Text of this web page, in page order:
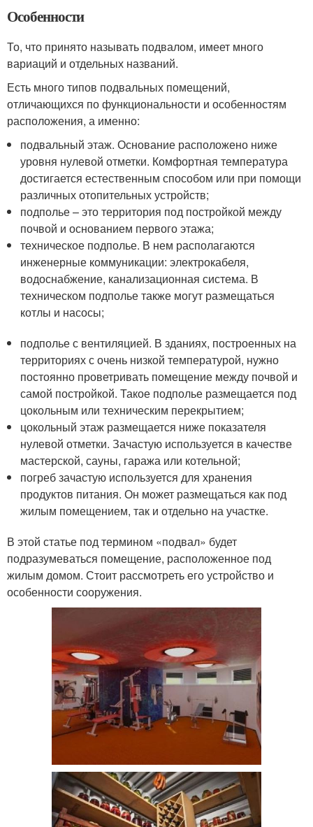
Особенности
То, что принято называть подвалом, имеет много
вариаций и отдельных названий.
Есть много типов подвальных помещений,
отличающихся по функциональности и особенностям
расположения, а именно:
подвальный этаж. Основание расположено ниже
уровня нулевой отметки. Комфортная температура
достигается естественным способом или при помощи
различных отопительных устройств;
подполье – это территория под постройкой между
почвой и основанием первого этажа;
техническое подполье. В нем располагаются
инженерные коммуникации: электрокабеля,
водоснабжение, канализационная система. В
техническом подполье также могут размещаться
котлы и насосы;
подполье с вентиляцией. В зданиях, построенных на
территориях с очень низкой температурой, нужно
постоянно проветривать помещение между почвой и
самой постройкой. Такое подполье размещается под
цокольным или техническим перекрытием;
цокольный этаж размещается ниже показателя
нулевой отметки. Зачастую используется в качестве
мастерской, сауны, гаража или котельной;
погреб зачастую используется для хранения
продуктов питания. Он может размещаться как под
жилым помещением, так и отдельно на участке.
В этой статье под термином «подвал» будет
подразумеваться помещение, расположенное под
жилым домом. Стоит рассмотреть его устройство и
особенности сооружения.